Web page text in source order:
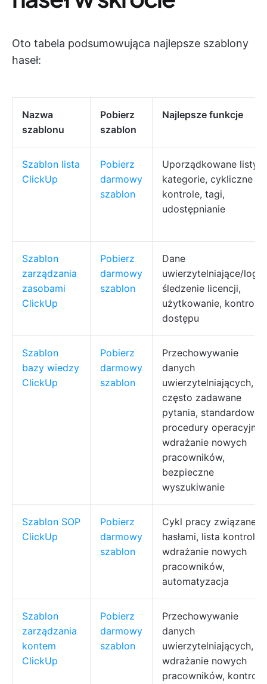
Oto tabela podsumowująca najlepsze szablony
haseł:
Nazwa
szablonu
Pobierz
szablon
Najlepsze funkcje
Szablon lista
ClickUp
Pobierz
darmowy
szablon
Uporządkowane listy,
kategorie, cykliczne
kontrole, tagi,
udostępnianie
Szablon
zarządzania
zasobami
ClickUp
Pobierz
darmowy
szablon
Dane
uwierzytelniające/
śledzenie licencji,
użytkowanie, kontrola
dostępu
Szablon
bazy wiedzy
ClickUp
Pobierz
darmowy
szablon
Przechowywanie
danych
uwierzytelniających,
często zadawane
pytania, standardowe
procedury operacyjne,
wdrażanie nowych
pracowników,
bezpieczne
wyszukiwanie
Szablon SOP
ClickUp
Pobierz
darmowy
szablon
Cykl pracy związane z
hasłami, lista
wdrażanie nowych
pracowników,
automatyzacja
Szablon
zarządzania
kontem
ClickUp
Pobierz
darmowy
szablon
Przechowywanie
danych
uwierzytelniających,
wdrażanie nowych
pracowników, kontrola